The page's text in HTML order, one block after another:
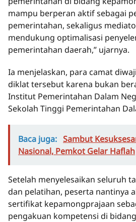
mampu berperan aktif sebagai
pemerintahan, sekaligus
mendukung optimalisasi
pemerintahan daerah,” ujarnya.
Ia menjelaskan, para camat
diklat tersebut karena bukan
Institut Pemerintahan Dalam
Sekolah Tinggi Pemerintahan
Baca juga: Sambut
Nasional, Pemkot Gelar Haflah
Setelah menyelesaikan seluruh
dan pelatihan, peserta nantinya
sertifikat kepamongprajaan
pengakuan kompetensi di